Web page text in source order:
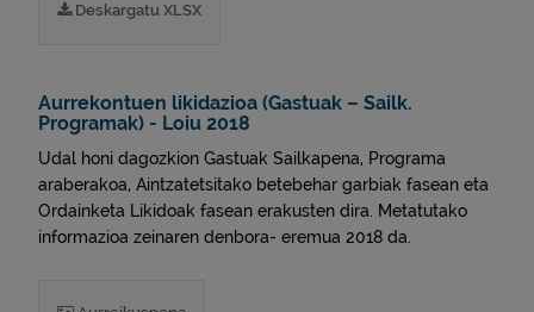
Deskargatu XLSX
Aurrekontuen likidazioa (Gastuak – Sailk.
Programak) - Loiu 2018
Udal honi dagozkion Gastuak Sailkapena, Programa
araberakoa, Aintzatetsitako betebehar garbiak fasean eta
Ordainketa Likidoak fasean erakusten dira. Metatutako
informazioa zeinaren denbora- eremua 2018 da.